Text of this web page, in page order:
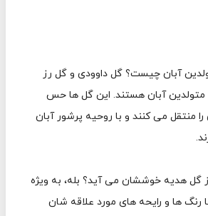
آبان چیست؟ گل داوودی و گل رز
متولدین آبان هستند. این گل ها حس
منتقل می کنند و با روحیه پرشور آبان
از گل هدیه خوششان می آید؟ بله، به ویژه
رنگ ها و رایحه های مورد علاقه شان